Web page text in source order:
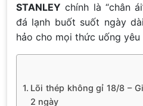
STANLEY chính là “chân
đá lạnh buốt suốt ngày
hảo cho mọi thức uống yêu
Lõi thép không gỉ 18/8 –
2 ngày